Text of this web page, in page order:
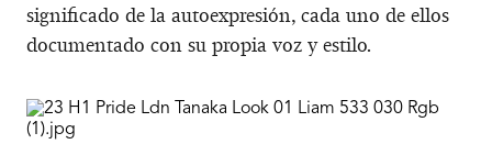
significado de la autoexpresión, cada uno de ellos
documentado con su propia voz y estilo.